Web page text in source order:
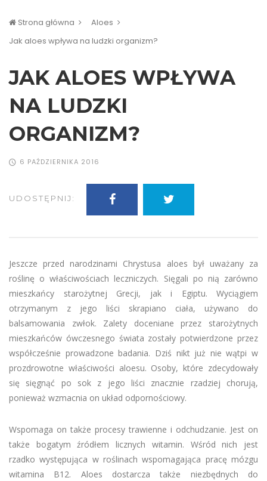
Strona główna
Aloes
Jak aloes wpływa na ludzki organizm?
JAK ALOES WPŁYWA
NA LUDZKI
ORGANIZM?
6 PAŹDZIERNIKA 2016
UDOSTĘPNIJ:
Jeszcze przed narodzinami Chrystusa aloes był uważany za
roślinę o właściwościach leczniczych. Sięgali po nią zarówno
mieszkańcy starożytnej Grecji, jak i Egiptu. Wyciągiem
otrzymanym z jego liści skrapiano ciała, używano do
balsamowania zwłok. Zalety doceniane przez starożytnych
mieszkańców ówczesnego świata zostały potwierdzone przez
współcześnie prowadzone badania. Dziś nikt już nie wątpi w
prozdrowotne właściwości aloesu. Osoby, które zdecydowały
się sięgnąć po sok z jego liści znacznie rzadziej chorują,
ponieważ wzmacnia on układ odpornościowy.
Wspomaga on także procesy trawienne i odchudzanie. Jest on
także bogatym źródłem licznych witamin. Wśród nich jest
rzadko występująca w roślinach wspomagająca pracę mózgu
witamina B12. Aloes dostarcza także niezbędnych do